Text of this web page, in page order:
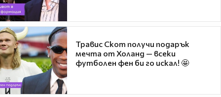
Травис Скот получи подарък
мечта от Холанд — всеки
футболен фен би го искал! 🤩